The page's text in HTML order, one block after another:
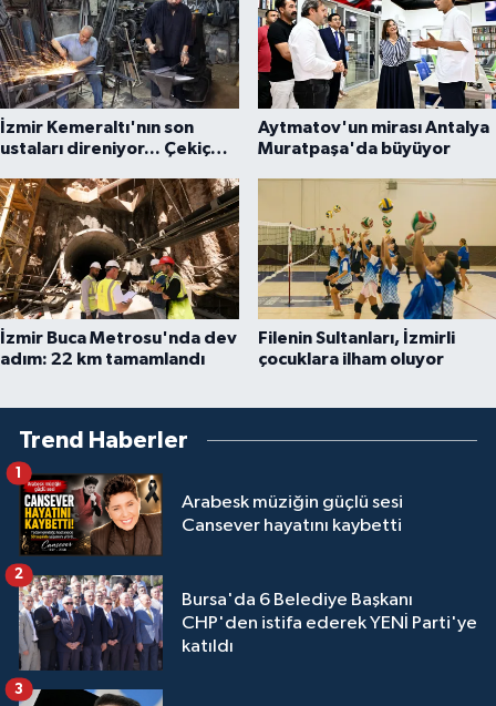
İzmir Kemeraltı'nın son
ustaları direniyor... Çekiç
Aytmatov'un mirası Antalya
Muratpaşa'da büyüyor
İzmir Buca Metrosu'nda dev
adım: 22 km tamamlandı
Filenin Sultanları, İzmirli
çocuklara ilham oluyor
Trend Haberler
Arabesk müziğin güçlü sesi
Cansever hayatını kaybetti
1
Bursa'da 6 Belediye Başkanı
CHP'den istifa ederek YENİ Parti'ye
katıldı
2
3